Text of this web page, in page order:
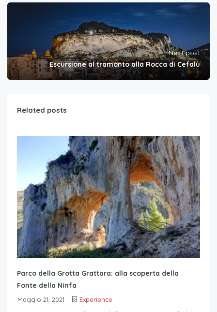
Next post
Escursione al tramonto alla Rocca di Cefalù
Related posts
Parco della Grotta Grattara: alla scoperta della
Fonte della Ninfa
Maggio 21, 2021
Experience